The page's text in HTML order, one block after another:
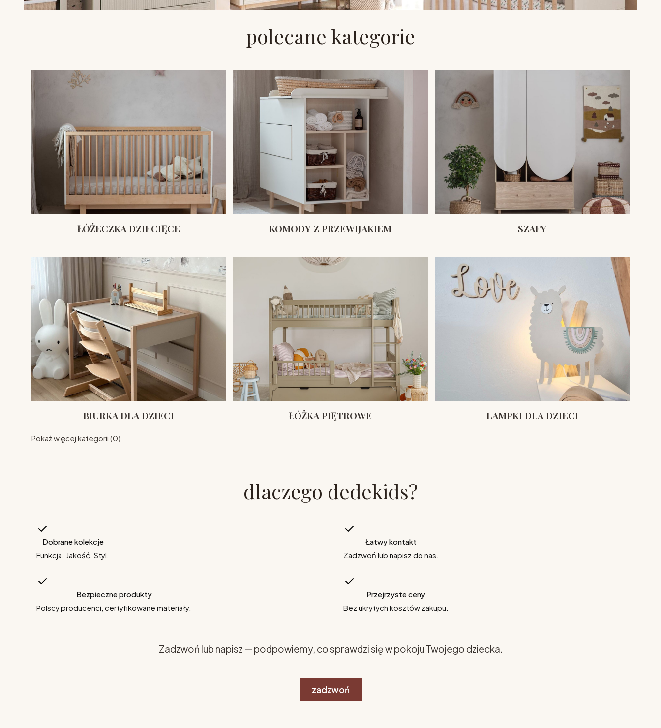
polecane kategorie
ŁÓŻECZKA DZIECIĘCE KOMODY Z PRZEWIJAKIEM SZAFY
BIURKA DLA DZIECI ŁÓŻKA PIĘTROWE LAMPKI DLA DZIECI
Pokaż więcej kategorii (0)
dlaczego dedekids?
Dobrane kolekcje
Funkcja. Jakość. Styl.
Łatwy kontakt
Zadzwoń lub napisz do nas.
Bezpieczne produkty
Polscy producenci, certyfikowane materiały.
Przejrzyste ceny
Bez ukrytych kosztów zakupu.
Zadzwoń lub napisz — podpowiemy, co sprawdzi się w pokoju Twojego dziecka.
zadzwoń